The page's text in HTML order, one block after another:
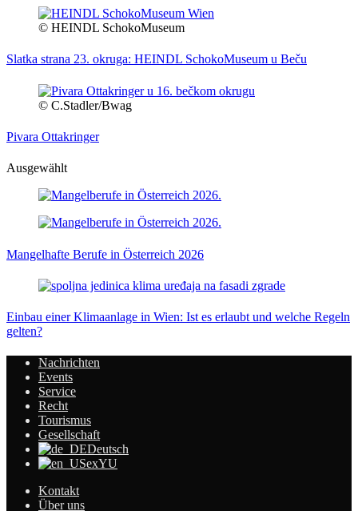
© HEINDL SchokoMuseum
Slatka strana 23. okruga: HEINDL SchokoMuseum u Beču
© C.Stadler/Bwag
Pivara Ottakringer
Ausgewählt
Mangelhafte Berufe in Österreich 2026
Einbau einer Klimaanlage in Wien: Ist es erlaubt und welche Regeln
gelten?
Nachrichten
Events
Service
Recht
Tourismus
Gesellschaft
Deutsch
exYU
Kontakt
Über uns